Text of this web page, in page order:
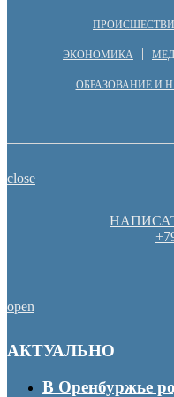
ЭКОНОМИКА
ОБРАЗОВАНИЕ И
close
open
АКТУАЛЬНО
В Оренбуржье